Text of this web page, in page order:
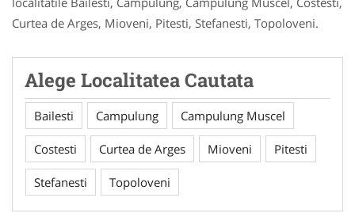
Curtea de Arges, Mioveni, Pitesti, Stefanesti, Topoloveni.
Alege Localitatea Cautata
Bailesti Campulung Campulung Muscel
Costesti Curtea de Arges Mioveni Pitesti
Stefanesti Topoloveni